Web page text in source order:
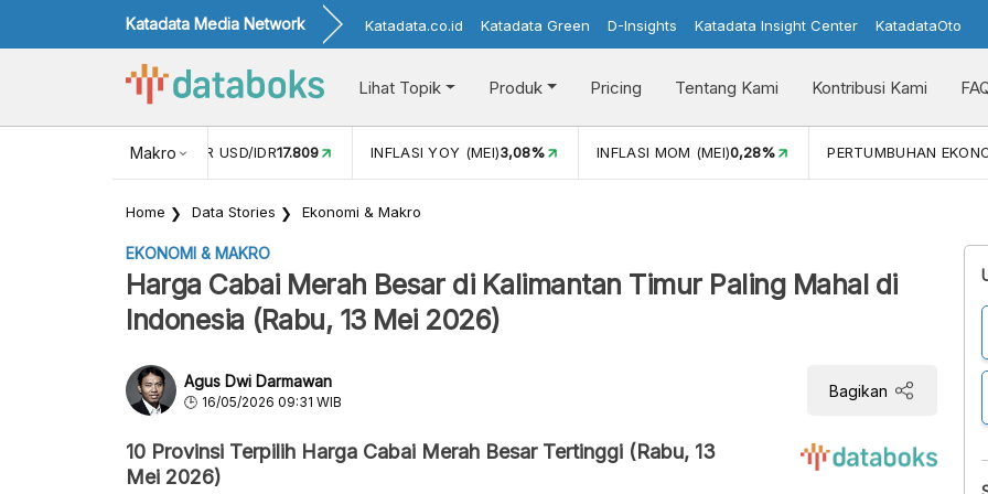
Katadata Media Network Katadata.co.id Katadata Green D-Insights Katadata Insight Center KatadataOto
Lihat Topik Produk Pricing Tentang Kami Kontribusi Kami
Makro
NILAI TUKAR USD/IDR17.809 INFLASI YOY (MEI)3,08% INFLASI MOM (MEI)0,28% PERTUMBUHAN
Home Data Stories Ekonomi & Makro
EKONOMI & MAKRO
Harga Cabai Merah Besar di Kalimantan Timur Paling Mahal di
Indonesia (Rabu, 13 Mei 2026)
Agus Dwi Darmawan
16/05/2026 09:31 WIB
Bagikan
10 Provinsi Terpilih Harga Cabai Merah Besar Tertinggi (Rabu, 13
Mei 2026)